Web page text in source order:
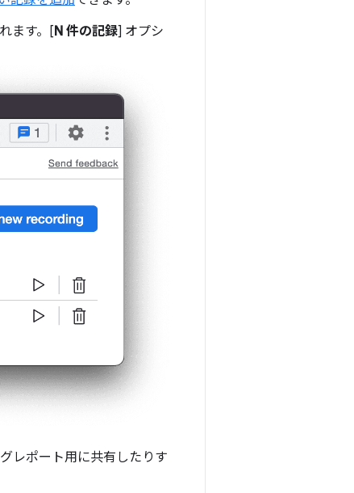
ます。[N 件の記録] オプシ
レポート用に共有したりす